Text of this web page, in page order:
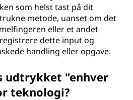
som helst tast på dit
metode, uanset om det
eller et andet
dette input og
handling eller opgave.
udtrykket "enhver
teknologi?